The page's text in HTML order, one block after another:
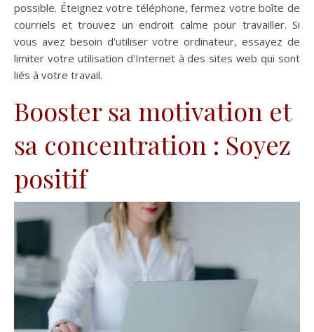
possible. Éteignez votre téléphone, fermez votre boîte de
courriels et trouvez un endroit calme pour travailler. Si
vous avez besoin d'utiliser votre ordinateur, essayez de
limiter votre utilisation d'Internet à des sites web qui sont
liés à votre travail.
Booster sa motivation et
sa concentration : Soyez
positif